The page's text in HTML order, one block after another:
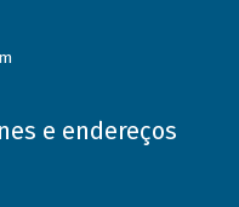
e endereços